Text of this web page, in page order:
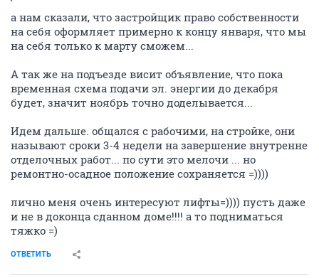
а нам сказали, что застройщик право собственности
на себя оформляет примерно к концу января, что мы
на себя только к марту сможем...
А так же на подъезде висит объявление, что пока
временная схема подачи эл. энергии до декабря
будет, значит ноябрь точно доделывается...
Идем дальше. общался с рабочими, на стройке, они
называют сроки 3-4 недели на завершение внутренне
отделочных работ... по сути это мелочи ... но
ремонтно-осадное положение сохраняется =))))
лично меня очень интересуют лифты=)))) пусть даже
и не в доконца сданном доме!!!! а то подниматься
тяжко =)
ОТВЕТИТЬ